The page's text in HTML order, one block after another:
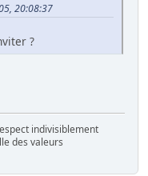
20:08:37
?
indivisiblement
des valeurs